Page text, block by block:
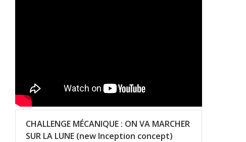
CHALLENGE MÉCANIQUE : ON VA MARCHER
SUR LA LUNE (new Inception concept)